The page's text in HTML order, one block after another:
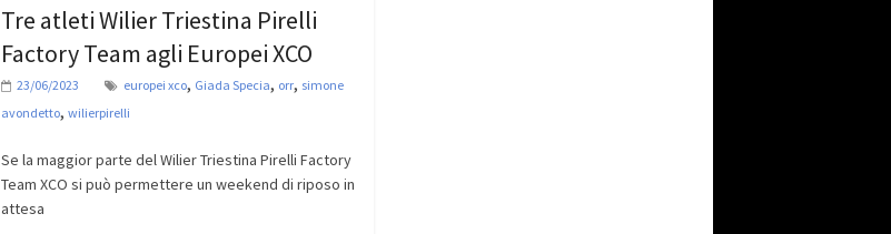
Tre atleti Wilier Triestina Pirelli
Factory Team agli Europei XCO
23/06/2023 europei xco, Giada Specia, orr, simone
avondetto, wilierpirelli
Se la maggior parte del Wilier Triestina Pirelli Factory
Team XCO si può permettere un weekend di riposo in
attesa